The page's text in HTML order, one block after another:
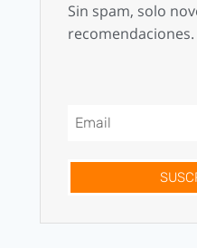
Sin spam, solo
recomendaciones.